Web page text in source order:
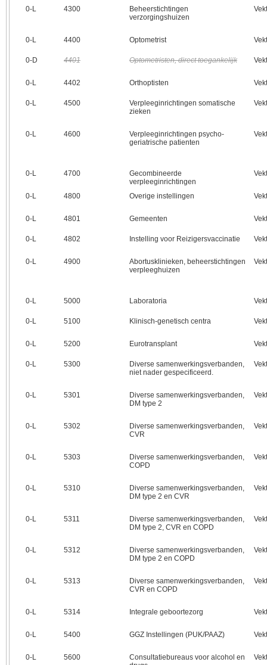
0‑L 4300
Beheerstichtingen
verzorgingshuizen
0‑L 4400 Optometrist
0‑D 4401 Optometristen, direct toegankelijk
0‑L 4402 Orthoptisten
0‑L 4500
Verpleeginrichtingen somatische
zieken
0‑L 4600
Verpleeginrichtingen psycho-
geriatrische patienten
0‑L 4700
Gecombineerde
verpleeginrichtingen
0‑L 4800 Overige instellingen
0‑L 4801 Gemeenten
0‑L 4802 Instelling voor Reizigersvaccinatie
0‑L 4900
Abortusklinieken, beheerstichtingen
verpleeghuizen
0‑L 5000 Laboratoria
0‑L 5100 Klinisch-genetisch centra
0‑L 5200 Eurotransplant
0‑L 5300
Diverse samenwerkingsverbanden,
niet nader gespecificeerd.
0‑L 5301
Diverse samenwerkingsverbanden,
DM type 2
0‑L 5302
Diverse samenwerkingsverbanden,
CVR
0‑L 5303
Diverse samenwerkingsverbanden,
COPD
0‑L 5310
Diverse samenwerkingsverbanden,
DM type 2 en CVR
0‑L 5311
Diverse samenwerkingsverbanden,
DM type 2, CVR en COPD
0‑L 5312
Diverse samenwerkingsverbanden,
DM type 2 en COPD
0‑L 5313
Diverse samenwerkingsverbanden,
CVR en COPD
0‑L 5314 Integrale geboortezorg
0‑L 5400 GGZ Instellingen (PUK/PAAZ)
0‑L 5600
Consultatiebureaus voor alcohol en